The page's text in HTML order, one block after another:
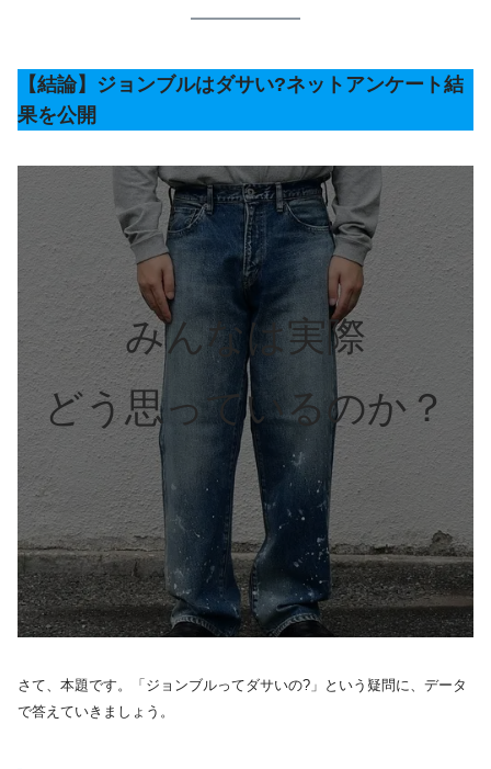
【結論】ジョンブルはダサい?ネットアンケート結
果を公開
みんなは実際
どう思っているのか？
さて、本題です。「ジョンブルってダサいの?」という疑問に、データ
で答えていきましょう。